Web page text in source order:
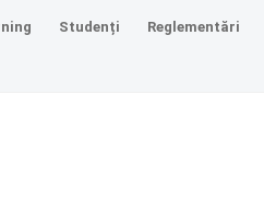
Studenți Reglementări